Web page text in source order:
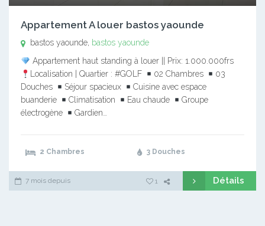
Appartement A louer bastos yaounde
bastos yaounde, bastos yaounde
Appartement haut standing à louer || Prix: 1.000.000frs
Localisation | Quartier : #GOLF
02 Chambres
03
Douches
Séjour spacieux
Cuisine avec espace
buanderie
Climatisation Eau chaude
Groupe
électrogène
Gardien…
2 Chambres 3 Douches
7 mois depuis 1 Détails